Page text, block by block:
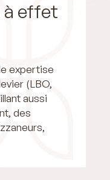
à effet
expertise
(LBO,
aussi
des